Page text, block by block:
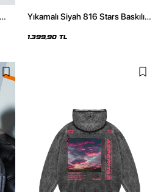
Yıkamalı Siyah 816 Stars Baskılı
1.399,90 TL